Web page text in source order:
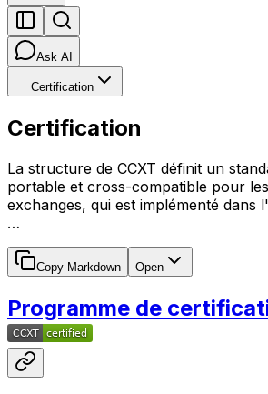
Ask AI
Certification
Certification
La structure de CCXT définit un
portable et cross-compatible pour
exchanges, qui est implémenté dans
…
Copy Markdown Open
Programme de